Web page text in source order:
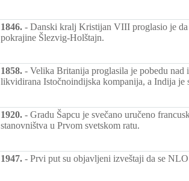
1846. - Danski kralj Kristijan VIII proglasio je da
pokrajine Šlezvig-Holštajn.
1858. - Velika Britanija proglasila je pobedu
likvidirana Istočnoindijska kompanija, a Indija je
1920. - Gradu Šapcu je svečano uručeno
stanovništva u Prvom svetskom ratu.
1947. - Prvi put su objavljeni izveštaji da se